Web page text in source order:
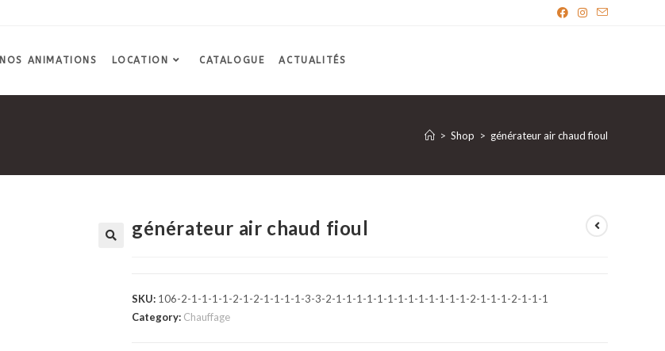
NOS ANIMATIONS LOCATION CATALOGUE ACTUALITÉS
> Shop > générateur air chaud fioul
générateur air chaud fioul
SKU: 106-2-1-1-1-1-2-1-2-1-1-1-1-3-3-2-1-1-1-1-1-1-1-1-1-1-1-1-1-2-1-1-1-2-1-1-1
Category: Chauffage